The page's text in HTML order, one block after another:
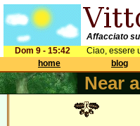
Affacciato
Dom 9 - 15:42
Ciao, essere
home
blog
Near